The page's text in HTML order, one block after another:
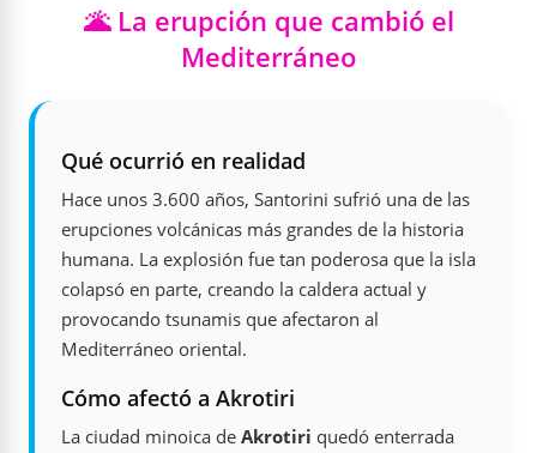
🌋 La erupción que cambió el
Mediterráneo
Qué ocurrió en realidad
Hace unos 3.600 años, Santorini sufrió una de las
erupciones volcánicas más grandes de la historia
humana. La explosión fue tan poderosa que la isla
colapsó en parte, creando la caldera actual y
provocando tsunamis que afectaron al
Mediterráneo oriental.
Cómo afectó a Akrotiri
La ciudad minoica deAkrotiri quedó enterrada